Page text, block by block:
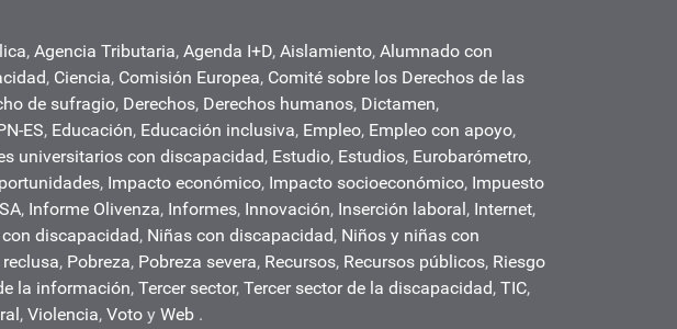
, Agencia Tributaria, Agenda I+D, Aislamiento, Alumnado con
, Ciencia, Comisión Europea, Comité sobre los Derechos de las
de sufragio, Derechos, Derechos humanos, Dictamen,
ES, Educación, Educación inclusiva, Empleo, Empleo con apoyo,
universitarios con discapacidad, Estudio, Estudios, Eurobarómetro,
, Impacto económico, Impacto socioeconómico, Impuesto
, Informe Olivenza, Informes, Innovación, Inserción laboral , Internet,
discapacidad, Niñas con discapacidad, Niños y niñas con
, Pobreza, Pobreza severa, Recursos, Recursos públicos, Riesgo
la información, Tercer sector, Tercer sector de la discapacidad, TIC,
, Violencia, Voto y Web .